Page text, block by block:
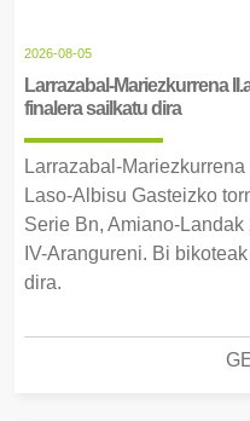
2026-08-05
Larrazabal-Mariezkurrena
finalera sailkatu dira
Larrazabal-
Laso-Albisu Gasteizko
Serie Bn, Amiano-
IV-Arangureni. Bi
dira.